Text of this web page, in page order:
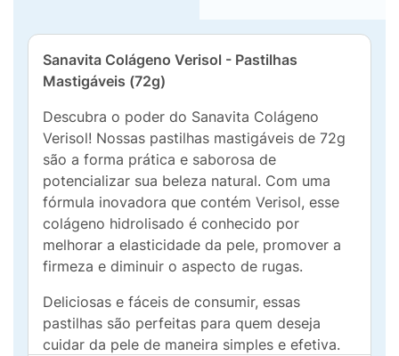
Sanavita Colágeno Verisol - Pastilhas
Mastigáveis (72g)
Descubra o poder do Sanavita Colágeno
Verisol! Nossas pastilhas mastigáveis de 72g
são a forma prática e saborosa de
potencializar sua beleza natural. Com uma
fórmula inovadora que contém Verisol, esse
colágeno hidrolisado é conhecido por
melhorar a elasticidade da pele, promover a
firmeza e diminuir o aspecto de rugas.
Deliciosas e fáceis de consumir, essas
pastilhas são perfeitas para quem deseja
cuidar da pele de maneira simples e efetiva.